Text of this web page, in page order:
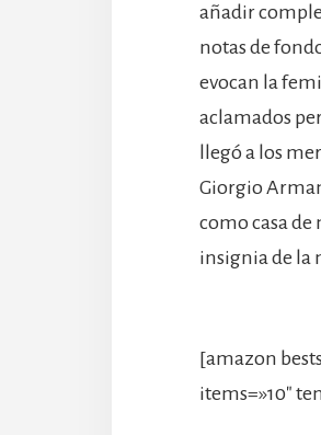
añadir
notas de
evocan la
aclamados
llegó a los
Giorgio
como casa de
insignia de la
[amazon
items=»10″